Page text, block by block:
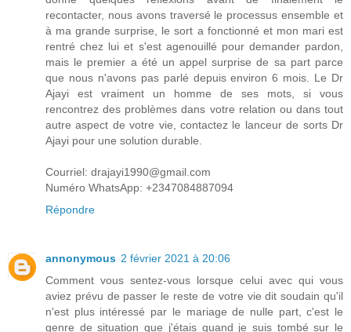
recontacter, nous avons traversé le processus ensemble et
à ma grande surprise, le sort a fonctionné et mon mari est
rentré chez lui et s'est agenouillé pour demander pardon,
mais le premier a été un appel surprise de sa part parce
que nous n'avons pas parlé depuis environ 6 mois. Le Dr
Ajayi est vraiment un homme de ses mots, si vous
rencontrez des problèmes dans votre relation ou dans tout
autre aspect de votre vie, contactez le lanceur de sorts Dr
Ajayi pour une solution durable.
Courriel: drajayi1990@gmail.com
Numéro WhatsApp: +2347084887094
Répondre
annonymous 2 février 2021 à 20:06
Comment vous sentez-vous lorsque celui avec qui vous
aviez prévu de passer le reste de votre vie dit soudain qu'il
n'est plus intéressé par le mariage de nulle part, c'est le
genre de situation que j'étais quand je suis tombé sur le